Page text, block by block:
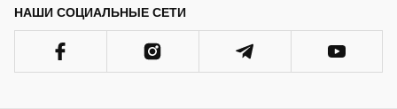
НАШИ СОЦИАЛЬНЫЕ СЕТИ